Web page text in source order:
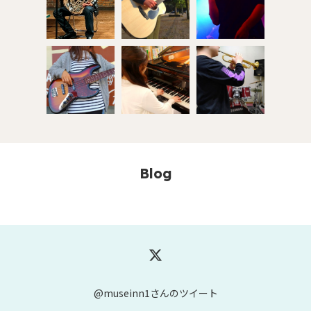
Blog
@museinn1さんのツイート